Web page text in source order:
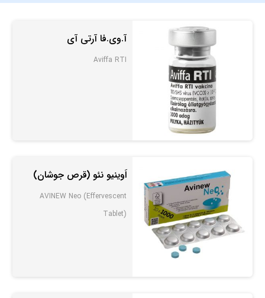
آ.وی.فا آرتی آی
Aviffa RTI
اَوینیو نئو (قرص جوشان)
AVINEW Neo (Effervescent
Tablet)